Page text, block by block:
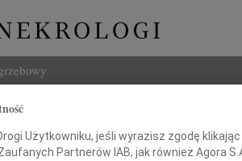
Użytkowniku, jeśli wyrazisz zgodę
Zaufanych Partnerów IAB, jak również Agora